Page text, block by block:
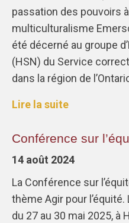
passation des pouvoirs
multiculturalisme
été décerné au groupe
(HSN) du Service
dans la région de
Lire la suite
Conférence sur
14 août 2024
La Conférence sur
thème Agir pour
du 27 au 30 mai 2025, à